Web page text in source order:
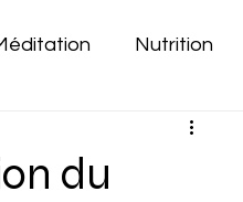
Nutrition
du